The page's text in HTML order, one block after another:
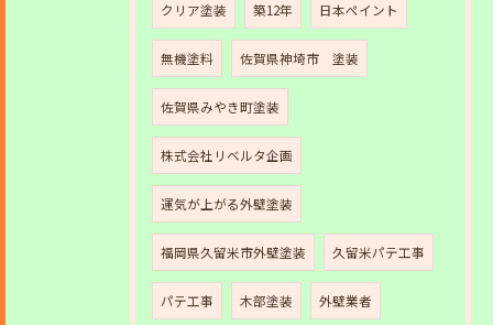
クリア塗装 築12年 日本ペイント
無機塗料 佐賀県神埼市 塗装
佐賀県みやき町塗装
株式会社リベルタ企画
運気が上がる外壁塗装
福岡県久留米市外壁塗装 久留米パテ工事
パテ工事 木部塗装 外壁業者